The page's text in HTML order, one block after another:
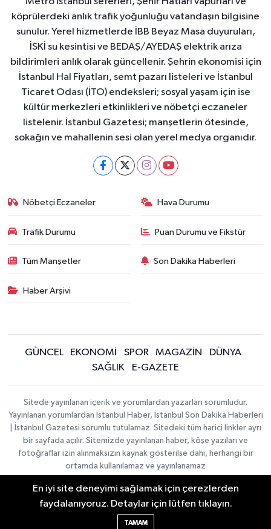
köprülerdeki anlık trafik yoğunluğu vatandaşın bilgisine
sunulur. Yerel hizmetlerde İBB Beyaz Masa duyuruları,
İSKİ su kesintisi ve BEDAŞ/AYEDAŞ elektrik arıza
bildirimleri anlık olarak güncellenir. Şehrin ekonomisi için
İstanbul Hal Fiyatları, semt pazarı listeleri ve İstanbul
Ticaret Odası (İTO) endeksleri; sosyal yaşam için ise
kültür merkezleri etkinlikleri ve nöbetçi eczaneler
listelenir. İstanbul Gazetesi; manşetlerin ötesinde,
sokağın ve mahallenin sesi olan yerel medya organıdır.
Nöbetçi Eczaneler Hava Durumu
Trafik Durumu Puan Durumu ve Fikstür
Tüm Manşetler Son Dakika Haberleri
Haber Arşivi
GÜNCEL EKONOMİ SPOR MAGAZİN
DÜNYA
SAĞLIK
E-GAZETE
Sitede yayınlanan içerik ve yorumlardan yazarları sorumludur.
Yayınlanan yorumlardan İstanbul Haber, İstanbul Son Dakika Haberleri
| İstanbul Gazetesi sorumlu tutulamaz. Sitedeki tüm harici linkler ayrı
bir sayfada açılır. Sitemizde yayınlanan haber, köşe yazıları ve
fotoğraflar izin alınmaksızın kaynak gösterilse dahi, herhangi bir
ortamda kullanılamaz ve yayınlanamaz
İletişim
Künye
KURUMSAL
Haber Yazılımı:TE Bilişim |
Copyright © 2026
En iyi site deneyimi sağlamak için çerezlerden
faydalanıyoruz. Detaylar için lütfen tıklayın.
TAMAM